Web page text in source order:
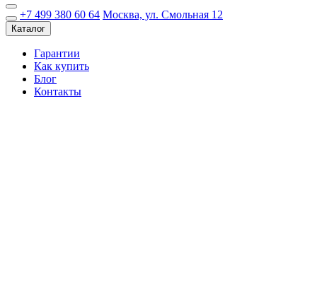
+7 499 380 60 64 Москва, ул. Смольная 12
Каталог
Гарантии
Как купить
Блог
Контакты